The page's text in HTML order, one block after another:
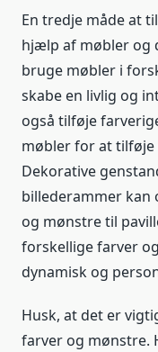
En tredje måde at
hjælp af møbler og
bruge møbler i
skabe en livlig og
også tilføje
møbler for at tilføje
Dekorative
billederammer kan
og mønstre til
forskellige farver
dynamisk og
Husk, at det er
farver og mønstre.